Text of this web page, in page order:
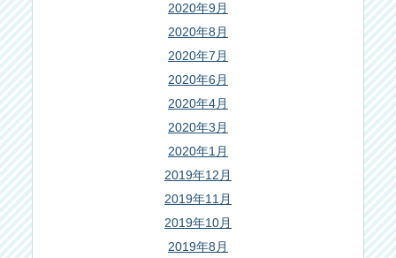
2020年9月
2020年8月
2020年7月
2020年6月
2020年4月
2020年3月
2020年1月
2019年12月
2019年11月
2019年10月
2019年8月